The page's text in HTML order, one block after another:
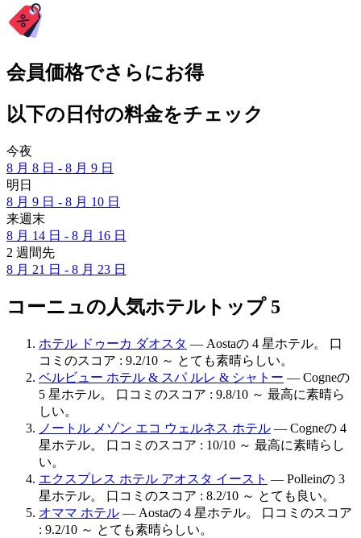
会員価格でさらにお得
以下の日付の料金をチェック
今夜
8 月 8 日 - 8 月 9 日
明日
8 月 9 日 - 8 月 10 日
来週末
8 月 14 日 - 8 月 16 日
2 週間先
8 月 21 日 - 8 月 23 日
コーニュの人気ホテルトップ 5
ホテル ドゥーカ ダオスタ — Aostaの 4 星ホテル。 口
コミのスコア : 9.2/10 ～ とても素晴らしい。
ベルビュー ホテル & スパ ルレ & シャトー — Cogneの
5 星ホテル。 口コミのスコア : 9.8/10 ～ 最高に素晴ら
しい。
ノートル メゾン エコ ウェルネス ホテル — Cogneの 4
星ホテル。 口コミのスコア : 10/10 ～ 最高に素晴らし
い。
エクスプレス ホテル アオスタ イースト — Polleinの 3
星ホテル。 口コミのスコア : 8.2/10 ～ とても良い。
オママ ホテル — Aostaの 4 星ホテル。 口コミのスコア
: 9.2/10 ～ とても素晴らしい。